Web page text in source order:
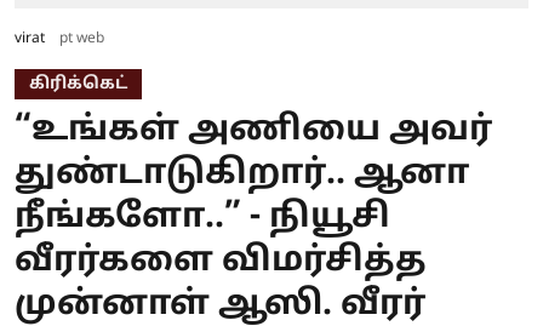
virat pt web
கிரிக்கெட்
“உங்கள் அணியை அவர்
துண்டாடுகிறார்.. ஆனா
நீங்களோ..” - நியூசி
வீரர்களை விமர்சித்த
முன்னாள் ஆஸி. வீரர்